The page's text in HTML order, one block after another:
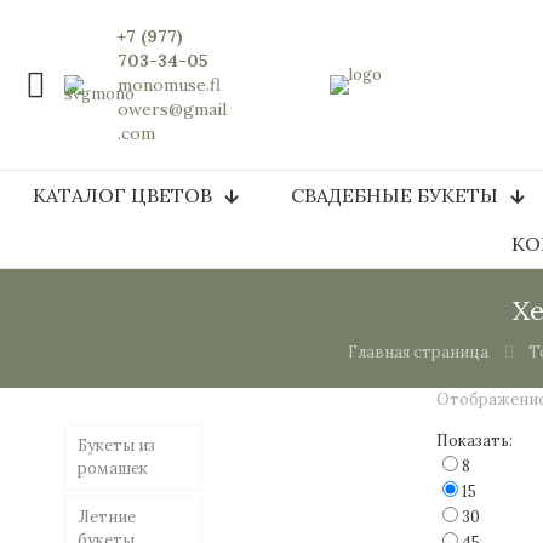
+7 (977)
703-34-05
monomuse.fl
owers@gmail
.com
КАТАЛОГ ЦВЕТОВ
СВАДЕБНЫЕ БУКЕТЫ
Главная страница
Отображение
Показать:
8
15
30
Букеты из
ромашек
Летние